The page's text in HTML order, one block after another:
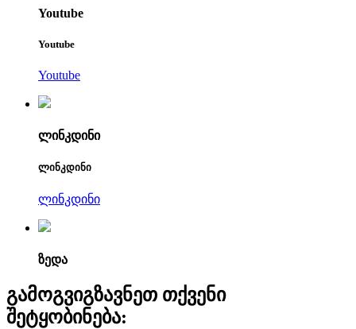
Youtube
Youtube
Youtube
ლინკდინი
ლინკდინი
ლინკდინი
ზედა
გამოგვიგზავნეთ თქვენი
შეტყობინება: